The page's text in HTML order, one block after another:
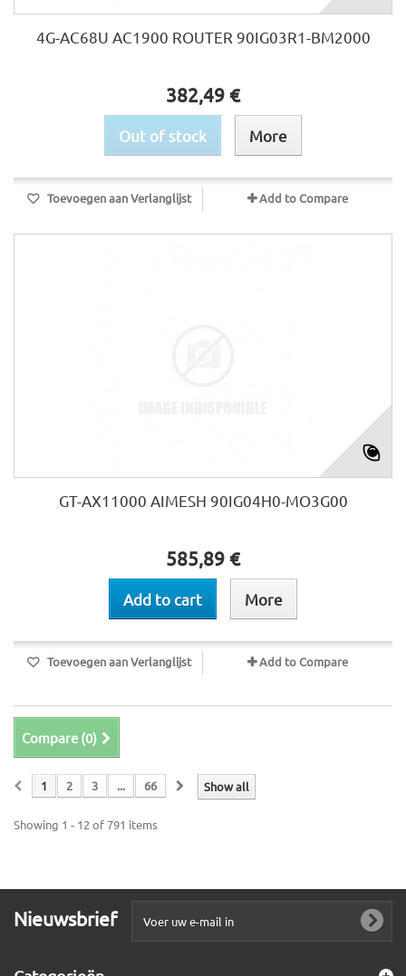
4G-AC68U AC1900 ROUTER 90IG03R1-BM2000
382,49 €
Out of stock More
Toevoegen aan Verlanglijst Add to Compare
GT-AX11000 AIMESH 90IG04H0-MO3G00
585,89 €
Add to cart More
Toevoegen aan Verlanglijst Add to Compare
Compare (0)
Show all
1 2 3 ... 66
Showing 1 - 12 of 791 items
Nieuwsbrief